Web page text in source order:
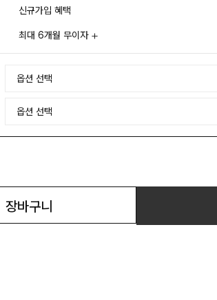
신규가입 혜택
최대 6개월 무이자
장바구니